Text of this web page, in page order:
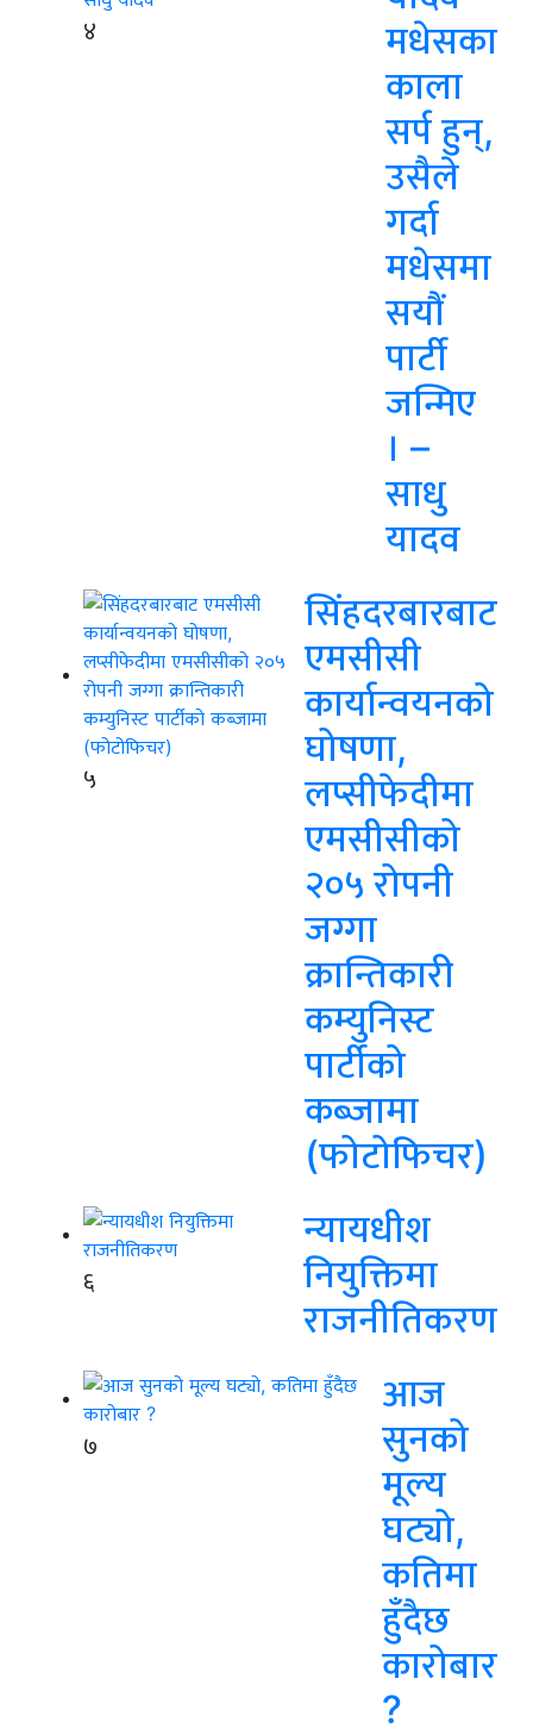
४
मधेसका
काला
सर्प हुन्,
उसैले
गर्दा
मधेसमा
सयौं
पार्टी
जन्मिए
। –
साधु
यादव
५
सिंहदरबारबाट
एमसीसी
कार्यान्वयनको
घोषणा,
लप्सीफेदीमा
एमसीसीको
२०५ रोपनी
जग्गा
क्रान्तिकारी
कम्युनिस्ट
पार्टीको
कब्जामा
(फोटोफिचर)
६
न्यायधीश
नियुक्तिमा
राजनीतिकरण
७
आज
सुनको
मूल्य
घट्यो,
कतिमा
हुँदैछ
कारोबार
?